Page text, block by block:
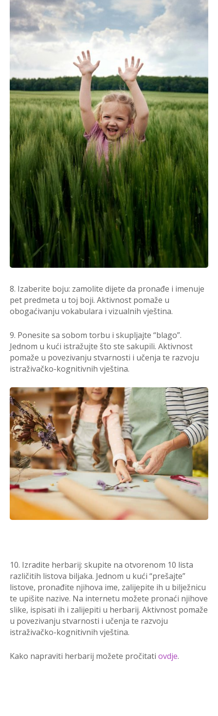
8. Izaberite boju: zamolite dijete da pronađe i imenuje
pet predmeta u toj boji. Aktivnost pomaže u
obogaćivanju vokabulara i vizualnih vještina.
9. Ponesite sa sobom torbu i skupljajte “blago”.
Jednom u kući istražujte što ste sakupili. Aktivnost
pomaže u povezivanju stvarnosti i učenja te razvoju
istraživačko-kognitivnih vještina.
10. Izradite herbarij: skupite na otvorenom 10 lista
različitih listova biljaka. Jednom u kući “prešajte”
listove, pronađite njihova ime, zalijepite ih u bilježnicu
te upišite nazive. Na internetu možete pronaći njihove
slike, ispisati ih i zalijepiti u herbarij. Aktivnost pomaže
u povezivanju stvarnosti i učenja te razvoju
istraživačko-kognitivnih vještina.
Kako napraviti herbarij možete pročitati ovdje.